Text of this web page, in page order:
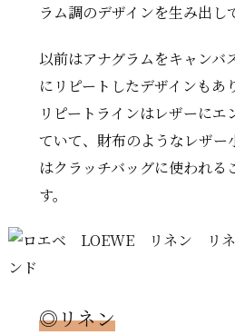
ラム調のデザインを生み出し
以前はアナグラムをキャンバ
にリピートしたデザインもあ
リピートラインはレザーに
ていて、財布のようなレザー
はクラッチバッグに使われる
す。
◎リネン